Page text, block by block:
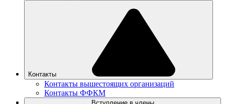
Контакты
Контакты вышестоящих организаций
Контакты ФФКМ